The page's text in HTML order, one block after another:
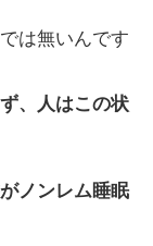
は無いんです
、人はこの状
ノンレム睡眠